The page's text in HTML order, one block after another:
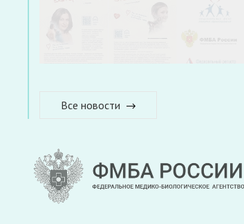
Все новости